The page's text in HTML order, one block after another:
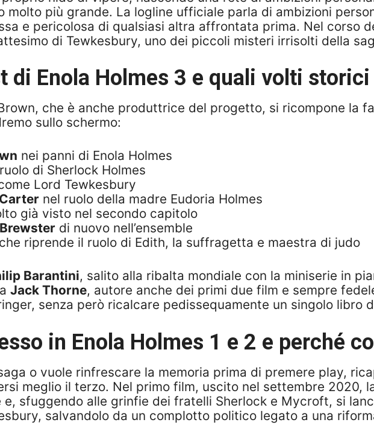
molto più grande. La logline ufficiale parla di ambizioni
e pericolosa di qualsiasi altra affrontata prima. Nel corso
di Tewkesbury, uno dei piccoli misteri irrisolti della
di Enola Holmes 3 e quali volti
che è anche produttrice del progetto, si ricompone la
sullo schermo:
nei panni di Enola Holmes
di Sherlock Holmes
Lord Tewkesbury
nel ruolo della madre Eudoria Holmes
già visto nel secondo capitolo
di nuovo nell’ensemble
che riprende il ruolo di Edith, la suffragetta e maestra di judo
Barantini, salito alla ribalta mondiale con la miniserie in
Jack Thorne, autore anche dei primi due film e sempre
senza però ricalcare pedissequamente un singolo libro
in Enola Holmes 1 e 2 e perché
o vuole rinfrescare la memoria prima di premere play,
meglio il terzo. Nel primo film, uscito nel settembre 2020,
e, sfuggendo alle grinfie dei fratelli Sherlock e Mycroft, si
salvandolo da un complotto politico legato a una